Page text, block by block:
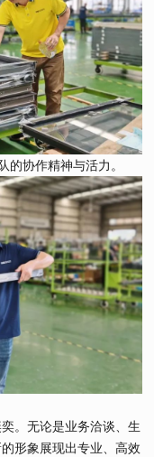
的协作精神与活力。
。无论是业务洽谈、生
形象展现出专业、高效